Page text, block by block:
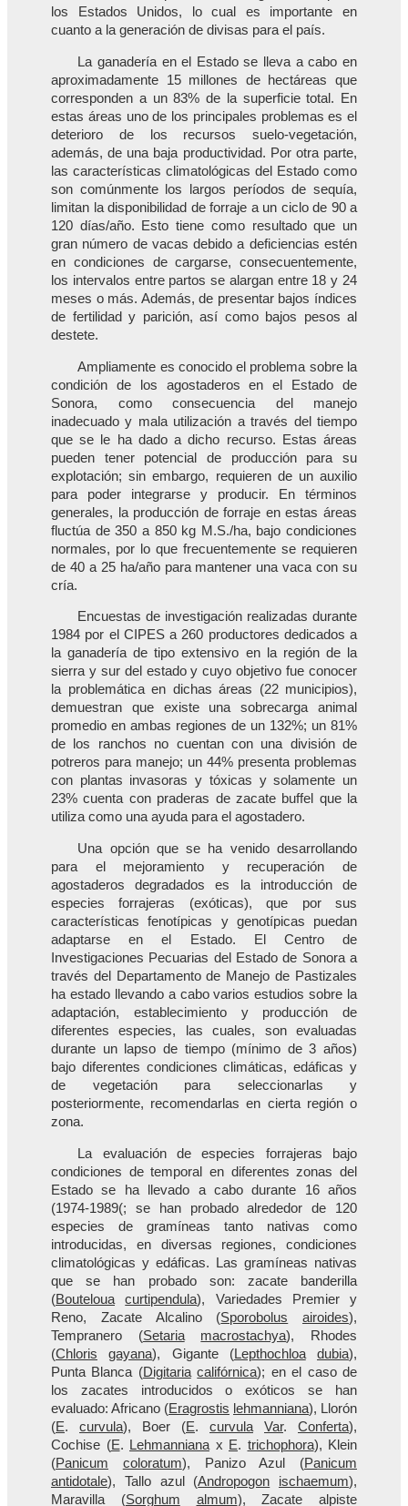
los Estados Unidos, lo cual es importante en
cuanto a la generación de divisas para el país.
La ganadería en el Estado se lleva a cabo en
aproximadamente 15 millones de hectáreas que
corresponden a un 83% de la superficie total. En
estas áreas uno de los principales problemas es el
deterioro de los recursos suelo-vegetación,
además, de una baja productividad. Por otra parte,
las características climatológicas del Estado como
son comúnmente los largos períodos de sequía,
limitan la disponibilidad de forraje a un ciclo de 90 a
120 días/año. Esto tiene como resultado que un
gran número de vacas debido a deficiencias estén
en condiciones de cargarse, consecuentemente,
los intervalos entre partos se alargan entre 18 y 24
meses o más. Además, de presentar bajos índices
de fertilidad y parición, así como bajos pesos al
destete.
Ampliamente es conocido el problema sobre la
condición de los agostaderos en el Estado de
Sonora, como consecuencia del manejo
inadecuado y mala utilización a través del tiempo
que se le ha dado a dicho recurso. Estas áreas
pueden tener potencial de producción para su
explotación; sin embargo, requieren de un auxilio
para poder integrarse y producir. En términos
generales, la producción de forraje en estas áreas
fluctúa de 350 a 850 kg M.S./ha, bajo condiciones
normales, por lo que frecuentemente se requieren
de 40 a 25 ha/año para mantener una vaca con su
cría.
Encuestas de investigación realizadas durante
1984 por el CIPES a 260 productores dedicados a
la ganadería de tipo extensivo en la región de la
sierra y sur del estado y cuyo objetivo fue conocer
la problemática en dichas áreas (22 municipios),
demuestran que existe una sobrecarga animal
promedio en ambas regiones de un 132%; un 81%
de los ranchos no cuentan con una división de
potreros para manejo; un 44% presenta problemas
con plantas invasoras y tóxicas y solamente un
23% cuenta con praderas de zacate buffel que la
utiliza como una ayuda para el agostadero.
Una opción que se ha venido desarrollando
para el mejoramiento y recuperación de
agostaderos degradados es la introducción de
especies forrajeras (exóticas), que por sus
características fenotípicas y genotípicas puedan
adaptarse en el Estado. El Centro de
Investigaciones Pecuarias del Estado de Sonora a
través del Departamento de Manejo de Pastizales
ha estado llevando a cabo varios estudios sobre la
adaptación, establecimiento y producción de
diferentes especies, las cuales, son evaluadas
durante un lapso de tiempo (mínimo de 3 años)
bajo diferentes condiciones climáticas, edáficas y
de vegetación para seleccionarlas y
posteriormente, recomendarlas en cierta región o
zona.
La evaluación de especies forrajeras bajo
condiciones de temporal en diferentes zonas del
Estado se ha llevado a cabo durante 16 años
(1974-1989(; se han probado alrededor de 120
especies de gramíneas tanto nativas como
introducidas, en diversas regiones, condiciones
climatológicas y edáficas. Las gramíneas nativas
que se han probado son: zacate banderilla
(Bouteloua curtipendula), Variedades Premier y
Reno, Zacate Alcalino (Sporobolus airoides),
Tempranero (Setaria macrostachya), Rhodes
(Chloris gayana), Gigante (Lepthochloa dubia),
Punta Blanca (Digitaria califórnica); en el caso de
los zacates introducidos o exóticos se han
evaluado: Africano (Eragrostis lehmanniana), Llorón
(E. curvula), Boer (E. curvula Var. Conferta),
Cochise (E. Lehmanniana x E. trichophora), Klein
(Panicum coloratum), Panizo Azul (Panicum
antidotale), Tallo azul (Andropogon ischaemum),
Maravilla (Sorghum almum), Zacate alpiste